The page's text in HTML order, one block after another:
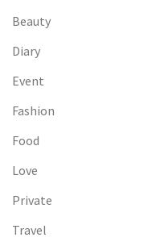
Beauty
Diary
Event
Fashion
Food
Love
Private
Travel